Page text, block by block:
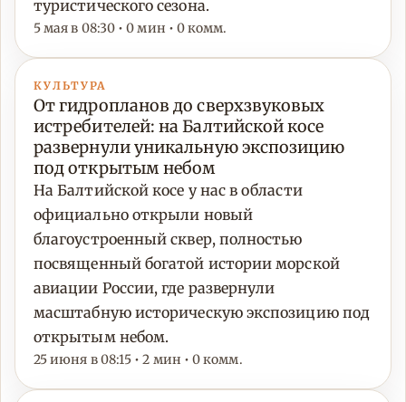
туристического сезона.
5 мая в 08:30 • 0 мин • 0 комм.
КУЛЬТУРА
От гидропланов до сверхзвуковых
истребителей: на Балтийской косе
развернули уникальную экспозицию
под открытым небом
На Балтийской косе у нас в области
официально открыли новый
благоустроенный сквер, полностью
посвященный богатой истории морской
авиации России, где развернули
масштабную историческую экспозицию под
открытым небом.
25 июня в 08:15 • 2 мин • 0 комм.